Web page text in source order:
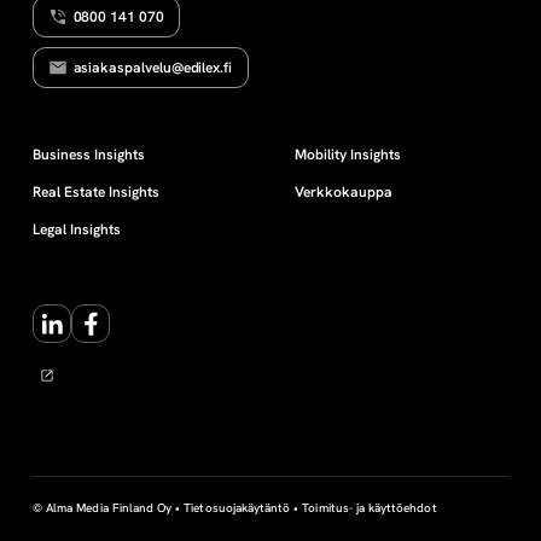
s
i
e
s
t
i
n
t
0800 141 070
asiakaspalvelu@edilex.fi
Business Insights
Real Estate Insights
Legal Insights
Mobility Insights
Verkkokauppa
LinkedInFacebook
© Alma Media Finland Oy •Tietosuojakäytäntö •Toimitus- ja käyttöehdot